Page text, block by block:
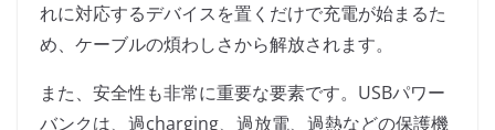
れに対応するデバイスを置くだけで充電が始まるた
め、ケーブルの煩わしさから解放されます。
また、安全性も非常に重要な要素です。USBパワー
バンクは、過charging、過放電、過熱などの保護機